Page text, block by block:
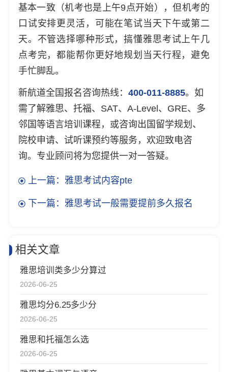
基本一致（机考也是上午9点开始），但机考的
口试安排更灵活，可能在笔试当天下午或第二
天。不管选择哪种形式，搞懂雅思考试上午几
点考完，都能帮你更好地规划当天行程，避免
手忙脚乱。
新航道全国报名咨询热线： 400-011-8885。如
需了解雅思、托福、SAT、A-Level、GRE、多
邻国等语言培训课程，或咨询出国留学规划、
院校申请、试听课预约等服务，欢迎致电咨
询。专业顾问将为您提供一对一答疑。
上一篇：雅思考试内容pte
下一篇：雅思考试一般需要提前多久报名
相关文章
雅思培训类多少分算过
2026-06-25
雅思均分6.25多少分
2026-06-25
雅思和托福怎么选
2026-06-25